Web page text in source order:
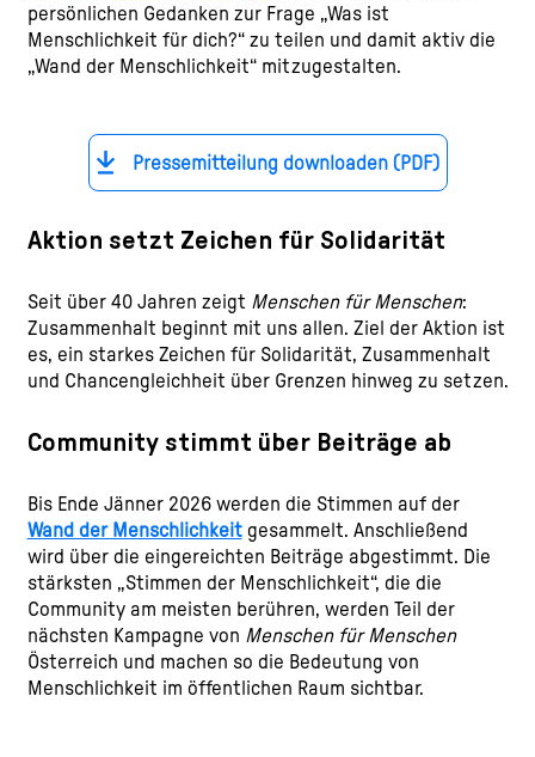
persönlichen Gedanken zur Frage „Was ist
Menschlichkeit für dich?“ zu teilen und damit aktiv die
„Wand der Menschlichkeit“ mitzugestalten.
Pressemitteilung downloaden (PDF)
Aktion setzt Zeichen für Solidarität
Seit über 40 Jahren zeigt Menschen für Menschen:
Zusammenhalt beginnt mit uns allen. Ziel der Aktion ist
es, ein starkes Zeichen für Solidarität, Zusammenhalt
und Chancengleichheit über Grenzen hinweg zu setzen.
Community stimmt über Beiträge ab
Bis Ende Jänner 2026 werden die Stimmen auf der
Wand der Menschlichkeitgesammelt. Anschließend
wird über die eingereichten Beiträge abgestimmt. Die
stärksten „Stimmen der Menschlichkeit“, die die
Community am meisten berühren, werden Teil der
nächsten Kampagne von Menschen für Menschen
Österreich und machen so die Bedeutung von
Menschlichkeit im öffentlichen Raum sichtbar.